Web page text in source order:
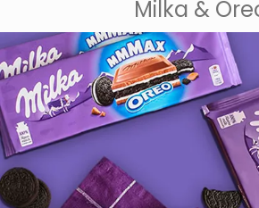
Milka &